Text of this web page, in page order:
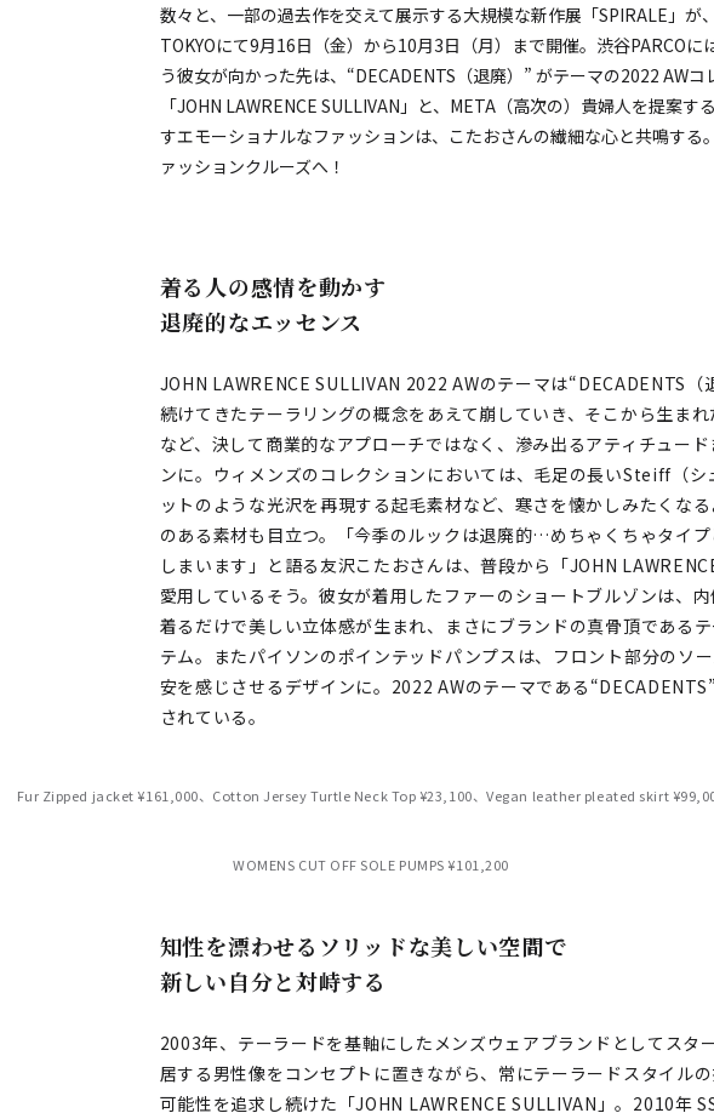
数々と、一部の過去作を交えて展示する大規模な新作展「SPIRALE」が
TOKYOにて9月16日（金）から10月3日（月）まで開催。渋谷PARCO
う彼女が向かった先は、“DECADENTS（退廃）” がテーマの2022 AW
「JOHN LAWRENCE SULLIVAN」と、META（高次の）貴婦人を提案す
すエモーショナルなファッションは、こたおさんの繊細な心と共鳴する
ァッションクルーズへ！
着る人の感情を動かす
退廃的なエッセンス
JOHN LAWRENCE SULLIVAN 2022 AWのテーマは“DECADENTS（
続けてきたテーラリングの概念をあえて崩していき、そこから生ま
など、決して商業的なアプローチではなく、滲み出るアティチュー
ンに。ウィメンズのコレクションにおいては、毛足の長いSteiff（シ
ットのような光沢を再現する起毛素材など、寒さを懐かしみたくな
のある素材も目立つ。「今季のルックは退廃的…めちゃくちゃタイ
しまいます」と語る友沢こたおさんは、普段から「JOHN
愛用しているそう。彼女が着用したファーのショートブルゾンは、
着るだけで美しい立体感が生まれ、まさにブランドの真骨頂である
テム。またパイソンのポインテッドパンプスは、フロント部分のソ
安を感じさせるデザインに。2022 AWのテーマである
されている。
Fur Zipped jacket ¥161,000、Cotton Jersey Turtle Neck Top ¥23,100、Vegan leather pleated skirt
WOMENS CUT OFF SOLE PUMPS ¥101,200
知性を漂わせるソリッドな美しい空間で
新しい自分と対峙する
2003年、テーラードを基軸にしたメンズウェアブランドとしてスタ
居する男性像をコンセプトに置きながら、常にテーラードスタイル
可能性を追求し続けた「JOHN LAWRENCE SULLIVAN」。2010年